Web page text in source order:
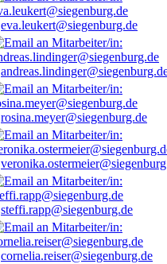
eva.leukert@siegenburg.de
rosina.meyer@siegenburg.de
steffi.rapp@siegenburg.de
cornelia.reiser@siegenburg.de